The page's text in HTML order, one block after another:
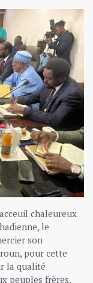
chaleureux
le
son
pour cette
la qualité
peuples frères.